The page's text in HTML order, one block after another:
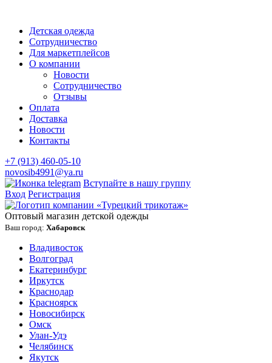
Детская одежда
Сотрудничество
Для маркетплейсов
О компании
Новости
Сотрудничество
Отзывы
Оплата
Доставка
Новости
Контакты
+7 (913) 460-05-10
novosib4991@ya.ru
Вступайте в нашу группу
Вход Регистрация
Оптовый магазин детской одежды
Ваш город: Хабаровск
Владивосток
Волгоград
Екатеринбург
Иркутск
Краснодар
Красноярск
Новосибирск
Омск
Улан-Удэ
Челябинск
Якутск